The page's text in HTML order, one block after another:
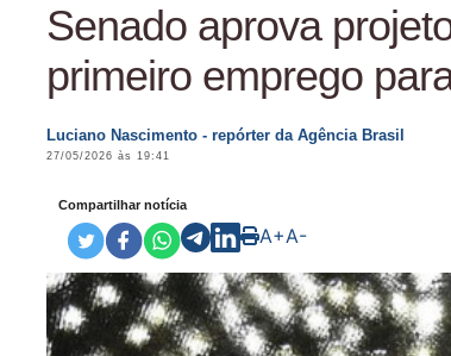
Senado aprova
primeiro emprego
Luciano Nascimento - repórter da Agência Brasil
27/05/2026 às 19:41
Compartilhar notícia
A+A-